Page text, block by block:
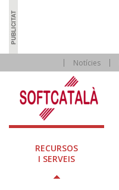
Notícies
RECURSOS
I SERVEIS